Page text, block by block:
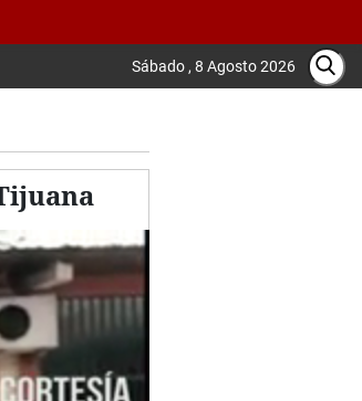
Sábado , 8 Agosto 2026